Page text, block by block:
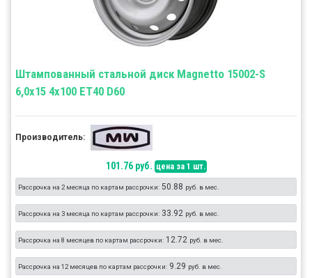
Штампованный стальной диск Magnetto 15002-S
6,0x15 4x100 ET40 D60
Производитель:
101.76 руб. цена за 1 шт.
Рассрочка на 2 месяца по картам рассрочки: 50.88 руб. в мес.
Рассрочка на 3 месяца по картам рассрочки: 33.92 руб. в мес.
Рассрочка на 8 месяцев по картам рассрочки: 12.72 руб. в мес.
Рассрочка на 12 месяцев по картам рассрочки: 9.29 руб. в мес.